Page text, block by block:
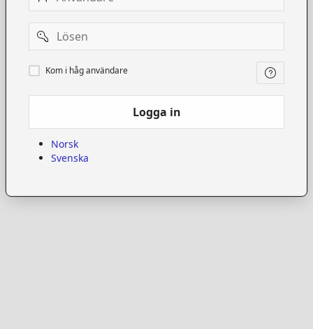
Password
Kom
i
Kom i håg användare
Logga in
Norsk
Svenska